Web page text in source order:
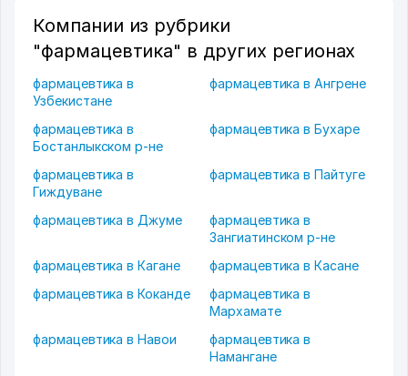
Компании из рубрики
"фармацевтика" в других регионах
фармацевтика в
Узбекистане
фармацевтика в Ангрене
фармацевтика в
Бостанлыкском р-не
фармацевтика в Бухаре
фармацевтика в
Гиждуване
фармацевтика в Пайтуге
фармацевтика в Джуме
фармацевтика в
Зангиатинском р-не
фармацевтика в Кагане
фармацевтика в Касане
фармацевтика в Коканде
фармацевтика в
Мархамате
фармацевтика в Навои
фармацевтика в
Намангане